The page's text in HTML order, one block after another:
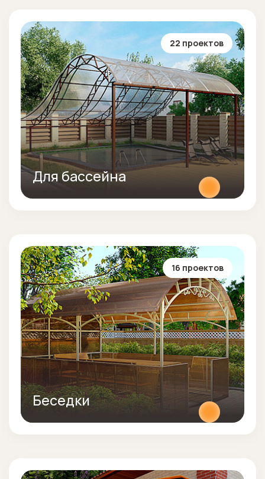
22 проектов
Для бассейна
16 проектов
Беседки